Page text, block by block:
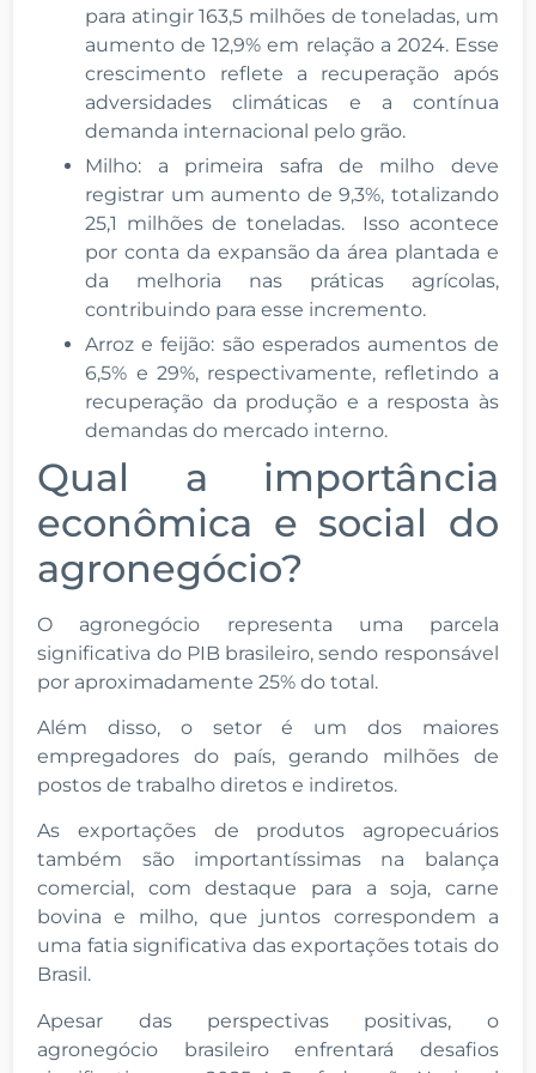
para atingir 163,5 milhões de toneladas, um
aumento de 12,9% em relação a 2024. Esse
crescimento reflete a recuperação após
adversidades climáticas e a contínua
demanda internacional pelo grão.
Milho: a primeira safra de milho deve
registrar um aumento de 9,3%, totalizando
25,1 milhões de toneladas. Isso acontece
por conta da expansão da área plantada e
da melhoria nas práticas agrícolas,
contribuindo para esse incremento.
Arroz e feijão: são esperados aumentos de
6,5% e 29%, respectivamente, refletindo a
recuperação da produção e a resposta às
demandas do mercado interno.
Qual a importância
econômica e social do
agronegócio?
O agronegócio representa uma parcela
significativa do PIB brasileiro, sendo responsável
por aproximadamente 25% do total.
Além disso, o setor é um dos maiores
empregadores do país, gerando milhões de
postos de trabalho diretos e indiretos.
As exportações de produtos agropecuários
também são importantíssimas na balança
comercial, com destaque para a soja, carne
bovina e milho, que juntos correspondem a
uma fatia significativa das exportações totais do
Brasil.
Apesar das perspectivas positivas, o
agronegócio brasileiro enfrentará desafios